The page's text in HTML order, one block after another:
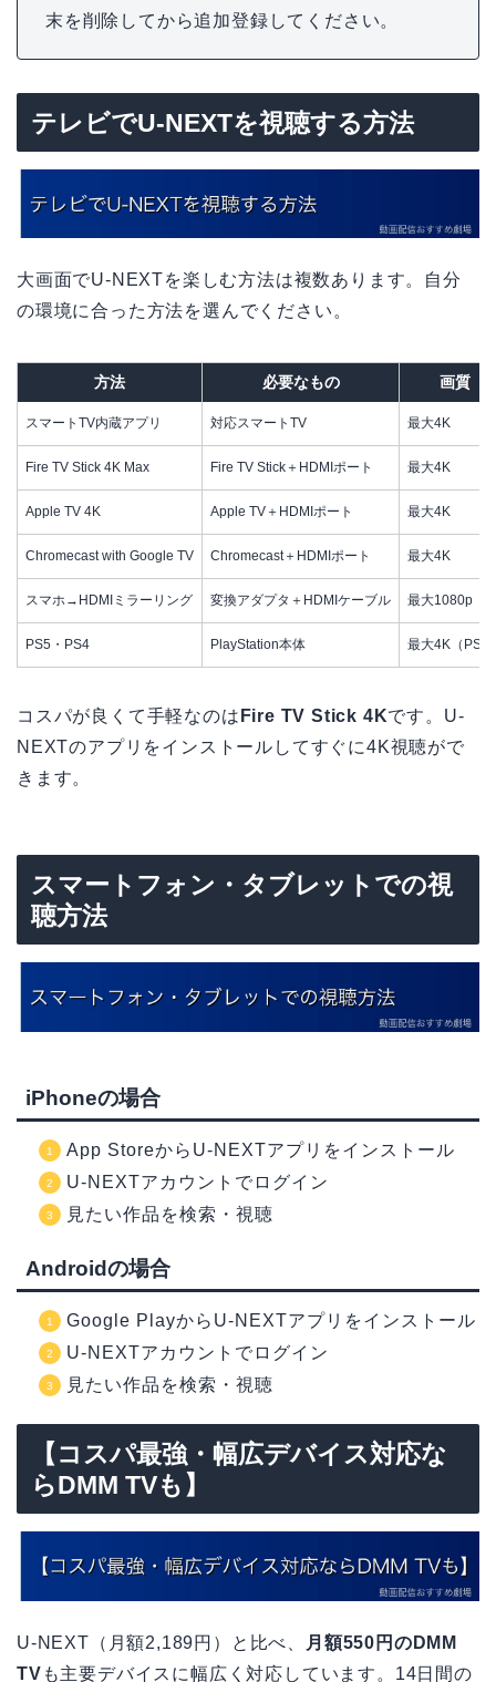
末を削除してから追加登録してください。
テレビでU-NEXTを視聴する方法
大画面でU-NEXTを楽しむ方法は複数あります。自分
の環境に合った方法を選んでください。
方法 必要なもの 画質
スマートTV内蔵アプリ 対応スマートTV 最大4K
Fire TV Stick 4K Max Fire TV Stick＋HDMIポート 最大4K
Apple TV 4K Apple TV＋HDMIポート 最大4K
Chromecast with Google TV Chromecast＋HDMIポート 最大4K
スマホ→HDMIミラーリング 変換アダプタ＋HDMIケーブル 最大1080p
PS5・PS4 PlayStation本体 最大4K（PS5
コスパが良くて手軽なのは Fire TV Stick 4Kです。U-
NEXTのアプリをインストールしてすぐに4K視聴がで
きます。
スマートフォン・タブレットでの視
聴方法
iPhoneの場合
App StoreからU-NEXTアプリをインストール
U-NEXTアカウントでログイン
見たい作品を検索・視聴
Androidの場合
Google PlayからU-NEXTアプリをインストール
U-NEXTアカウントでログイン
見たい作品を検索・視聴
【コスパ最強・幅広デバイス対応な
らDMM TVも】
U-NEXT（月額2,189円）と比べ、
月額550円のDMM
TV も主要デバイスに幅広く対応しています。14日間の